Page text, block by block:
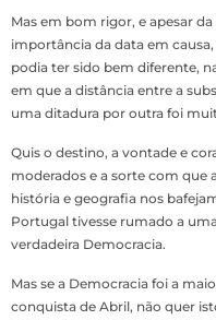
Mas em bom rigor, e apesar da
importância da data em
podia ter sido bem diferente,
em que a distância entre a
uma ditadura por outra foi
Quis o destino, a vontade e
moderados e a sorte com que
história e geografia nos
Portugal tivesse rumado a
verdadeira Democracia.
Mas se a Democracia foi a
conquista de Abril, não quer